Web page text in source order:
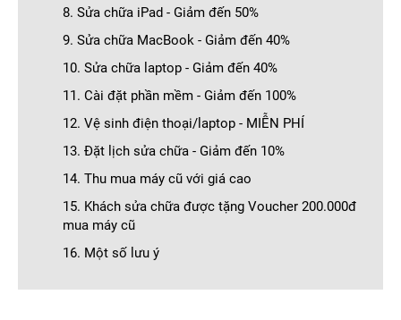
8. Sửa chữa iPad - Giảm đến 50%
9. Sửa chữa MacBook - Giảm đến 40%
10. Sửa chữa laptop - Giảm đến 40%
11. Cài đặt phần mềm - Giảm đến 100%
12. Vệ sinh điện thoại/laptop - MIỄN PHÍ
13. Đặt lịch sửa chữa - Giảm đến 10%
14. Thu mua máy cũ với giá cao
15. Khách sửa chữa được tặng Voucher 200.000đ
mua máy cũ
16. Một số lưu ý